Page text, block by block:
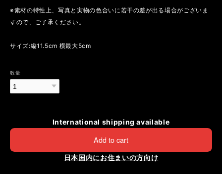
※素材の特性上、写真と実物の色合いに若干の差が出る場合がございま
すので、ご了承ください。
サイズ:縦11.5cm 横最大5cm
数量
International shipping available
Add to cart
日本国内にお住まいの方向け